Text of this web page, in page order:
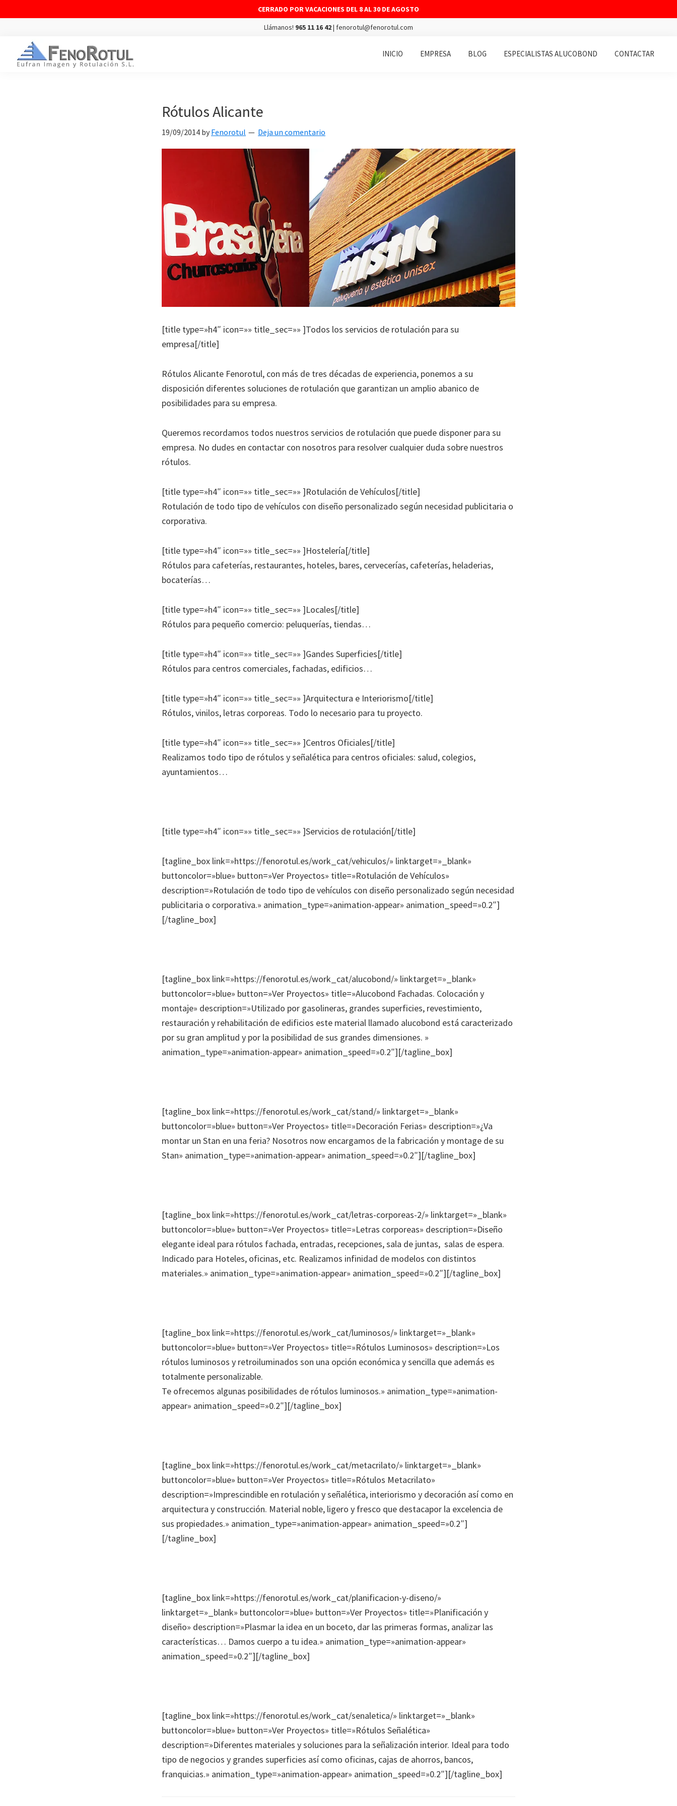
CERRADO POR VACACIONES DEL 8 AL 30 DE AGOSTO
Llámanos! 965 11 16 42| fenorotul@fenorotul.com
INICIO EMPRESA BLOG ESPECIALISTAS ALUCOBOND CONTACTAR
Rótulos Alicante
19/09/2014 by Fenorotul Deja un comentario
[title type=»h4″ icon=»» title_sec=»» ]Todos los servicios de rotulación para su
empresa[/title]
Rótulos Alicante Fenorotul, con más de tres décadas de experiencia, ponemos a su
disposición diferentes soluciones de rotulación que garantizan un amplio abanico de
posibilidades para su empresa.
Queremos recordamos todos nuestros servicios de rotulación que puede disponer para su
empresa. No dudes en contactar con nosotros para resolver cualquier duda sobre nuestros
rótulos.
[title type=»h4″ icon=»» title_sec=»» ]Rotulación de Vehículos[/title]
Rotulación de todo tipo de vehículos con diseño personalizado según necesidad publicitaria o
corporativa.
[title type=»h4″ icon=»» title_sec=»» ]Hostelería[/title]
Rótulos para cafeterías, restaurantes, hoteles, bares, cervecerías, cafeterías, heladerias,
bocaterías…
[title type=»h4″ icon=»» title_sec=»» ]Locales[/title]
Rótulos para pequeño comercio: peluquerías, tiendas…
[title type=»h4″ icon=»» title_sec=»» ]Gandes Superficies[/title]
Rótulos para centros comerciales, fachadas, edificios…
[title type=»h4″ icon=»» title_sec=»» ]Arquitectura e Interiorismo[/title]
Rótulos, vinilos, letras corporeas. Todo lo necesario para tu proyecto.
[title type=»h4″ icon=»» title_sec=»» ]Centros Oficiales[/title]
Realizamos todo tipo de rótulos y señalética para centros oficiales: salud, colegios,
ayuntamientos…
[title type=»h4″ icon=»» title_sec=»» ]Servicios de rotulación[/title]
[tagline_box link=»https://fenorotul.es/work_cat/vehiculos/» linktarget=»_blank»
buttoncolor=»blue» button=»Ver Proyectos» title=»Rotulación de Vehículos»
description=»Rotulación de todo tipo de vehículos con diseño personalizado según necesidad
publicitaria o corporativa.» animation_type=»animation-appear» animation_speed=»0.2″]
[/tagline_box]
[tagline_box link=»https://fenorotul.es/work_cat/alucobond/» linktarget=»_blank»
buttoncolor=»blue» button=»Ver Proyectos» title=»Alucobond Fachadas. Colocación y
montaje» description=»Utilizado por gasolineras, grandes superficies, revestimiento,
restauración y rehabilitación de edificios este material llamado alucobond está caracterizado
por su gran amplitud y por la posibilidad de sus grandes dimensiones. »
animation_type=»animation-appear» animation_speed=»0.2″][/tagline_box]
[tagline_box link=»https://fenorotul.es/work_cat/stand/» linktarget=»_blank»
buttoncolor=»blue» button=»Ver Proyectos» title=»Decoración Ferias» description=»¿Va
montar un Stan en una feria? Nosotros now encargamos de la fabricación y montage de su
Stan» animation_type=»animation-appear» animation_speed=»0.2″][/tagline_box]
[tagline_box link=»https://fenorotul.es/work_cat/letras-corporeas-2/» linktarget=»_blank»
buttoncolor=»blue» button=»Ver Proyectos» title=»Letras corporeas» description=»Diseño
elegante ideal para rótulos fachada, entradas, recepciones, sala de juntas, salas de espera.
Indicado para Hoteles, oficinas, etc. Realizamos infinidad de modelos con distintos
materiales.» animation_type=»animation-appear» animation_speed=»0.2″][/tagline_box]
[tagline_box link=»https://fenorotul.es/work_cat/luminosos/» linktarget=»_blank»
buttoncolor=»blue» button=»Ver Proyectos» title=»Rótulos Luminosos» description=»Los
rótulos luminosos y retroiluminados son una opción económica y sencilla que además es
totalmente personalizable.
Te ofrecemos algunas posibilidades de rótulos luminosos.» animation_type=»animation-
appear» animation_speed=»0.2″][/tagline_box]
[tagline_box link=»https://fenorotul.es/work_cat/metacrilato/» linktarget=»_blank»
buttoncolor=»blue» button=»Ver Proyectos» title=»Rótulos Metacrilato»
description=»Imprescindible en rotulación y señalética, interiorismo y decoración así como en
arquitectura y construcción. Material noble, ligero y fresco que destacapor la excelencia de
sus propiedades.» animation_type=»animation-appear» animation_speed=»0.2″]
[/tagline_box]
[tagline_box link=»https://fenorotul.es/work_cat/planificacion-y-diseno/»
linktarget=»_blank» buttoncolor=»blue» button=»Ver Proyectos» title=»Planificación y
diseño» description=»Plasmar la idea en un boceto, dar las primeras formas, analizar las
características… Damos cuerpo a tu idea.» animation_type=»animation-appear»
animation_speed=»0.2″][/tagline_box]
[tagline_box link=»https://fenorotul.es/work_cat/senaletica/» linktarget=»_blank»
buttoncolor=»blue» button=»Ver Proyectos» title=»Rótulos Señalética»
description=»Diferentes materiales y soluciones para la señalización interior. Ideal para todo
tipo de negocios y grandes superficies así como oficinas, cajas de ahorros, bancos,
franquicias.» animation_type=»animation-appear» animation_speed=»0.2″][/tagline_box]